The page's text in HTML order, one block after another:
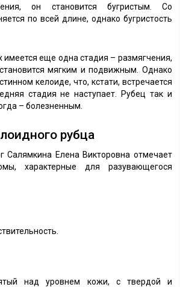
он становится бугристым. Со
по всей длине, однако бугристость
имеется еще одна стадия – размягчения,
мягким и подвижным. Однако
келоиде, что, кстати, встречается
стадия не наступает. Рубец так и
– болезненным.
рубца
Салямкина Елена Викторовна отмечает
характерные для разувающегося
над уровнем кожи, с твердой и